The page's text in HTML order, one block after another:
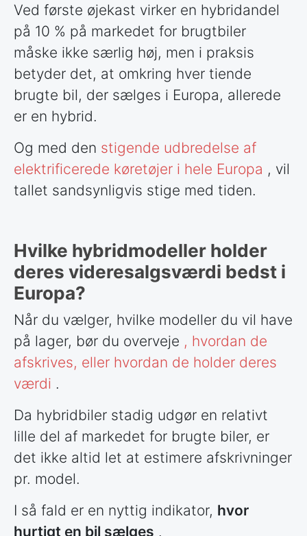
Ved første øjekast virker en hybridandel
på 10 % på markedet for brugtbiler
måske ikke særlig høj, men i praksis
betyder det, at omkring hver tiende
brugte bil, der sælges i Europa, allerede
er en hybrid.
Og med den stigende udbredelse af
elektrificerede køretøjer i hele Europa , vil
tallet sandsynligvis stige med tiden.
Hvilke hybridmodeller holder
deres videresalgsværdi bedst i
Europa?
Når du vælger, hvilke modeller du vil have
på lager, bør du overveje , hvordan de
afskrives, eller hvordan de holder deres
værdi .
Da hybridbiler stadig udgør en relativt
lille del af markedet for brugte biler, er
det ikke altid let at estimere afskrivninger
pr. model.
I så fald er en nyttig indikator, hvor
hurtigt en bil sælges .